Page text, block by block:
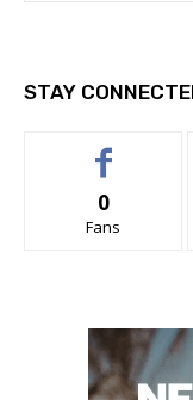
STAY
0
Fans